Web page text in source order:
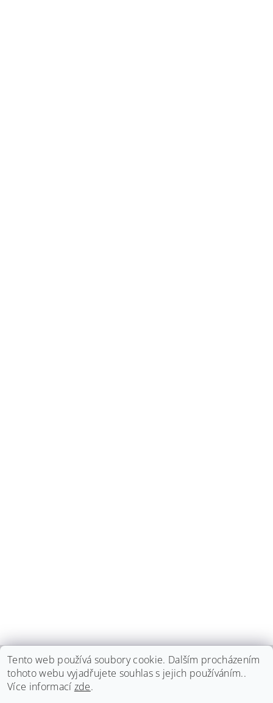
haspadent.cz
Tento web používá soubory cookie. Dalším procházením
tohoto webu vyjadřujete souhlas s jejich používáním..
Více informací zde.